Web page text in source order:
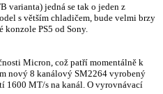
varianta) jedná se tak o jeden z
s větším chladičem, bude velmi brzy
PS5 od Sony.
Micron, což patří momentálně k
nový 8 kanálový SM2264 vyrobený
1600 MT/s na kanál. O vyrovnávací